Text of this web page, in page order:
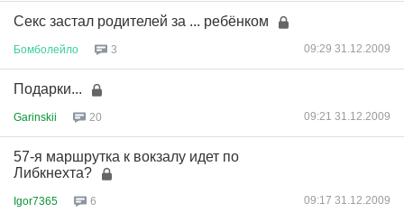
Секс застал родителей за ... ребёнком
Бомболейло 3 09:29 31.12.2009
Подарки...
Garinskii 20 09:21 31.12.2009
57-я маршрутка к вокзалу идет по
Либкнехта?
Igor7365 6 09:17 31.12.2009